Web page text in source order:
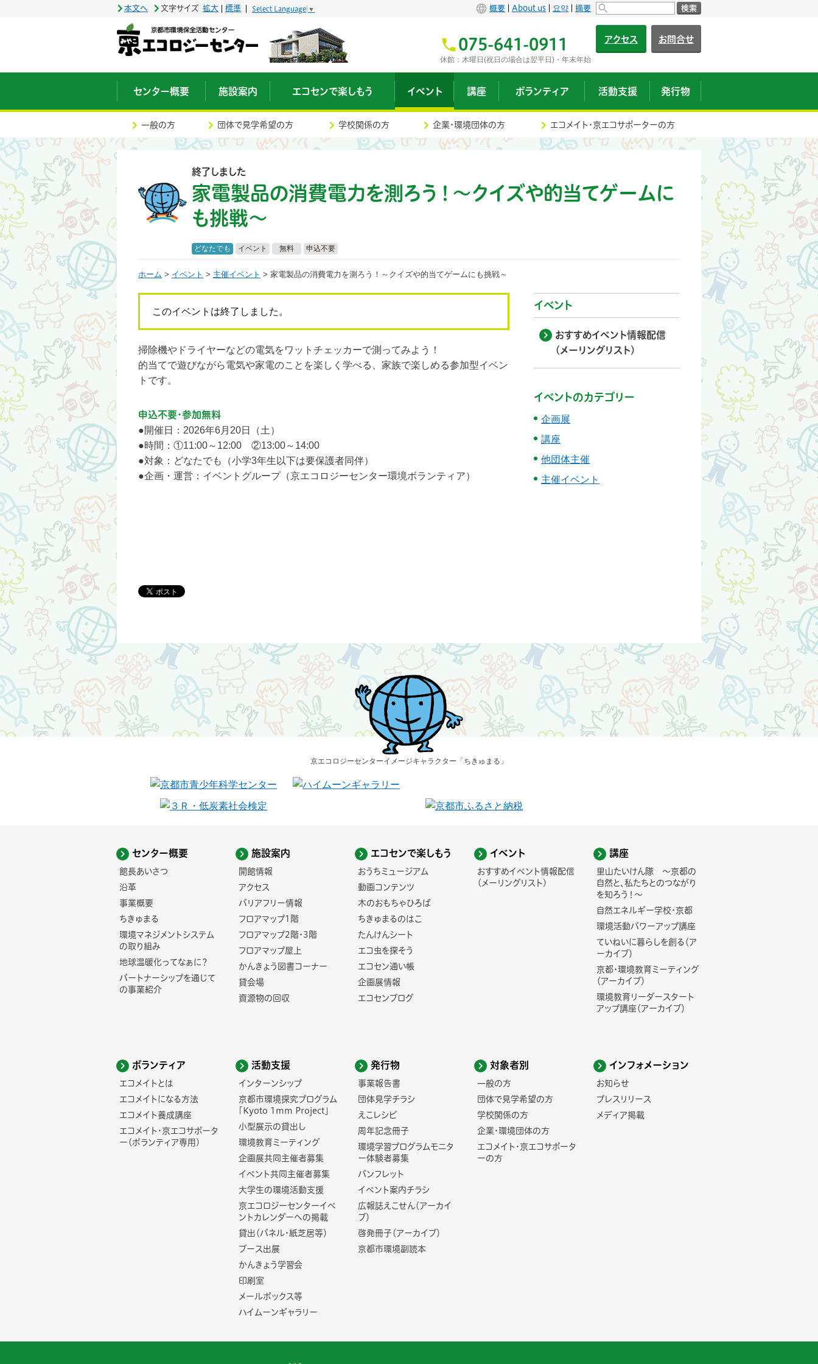
本文へ 文字サイズ 拡大 標準 Select Language ▼ 概要 About us 요약 摘要 検索
075-641-0911
休館：木曜日(祝日の場合は翌平日)・年末年始
アクセス お問合せ
センター概要 施設案内 エコセンで楽しもう イベント 講座 ボランティア 活動支援 発行物
一般の方 団体で見学希望の方 学校関係の方 企業・環境団体の方 エコメイト・京エコサポーターの方
終了しました
家電製品の消費電力を測ろう！ 〜クイズや的当てゲームに
も挑戦〜
どなたでも イベント 無料 申込不要
ホーム > イベント > 主催イベント > 家電製品の消費電力を測ろう！～クイズや的当てゲームにも挑戦～
このイベントは終了しました。
掃除機やドライヤーなどの電気をワットチェッカーで測ってみよう！
的当てで遊びながら電気や家電のことを楽しく学べる、家族で楽しめる参加型イベン
トです。
申込不要・参加無料
●開催日：2026年6月20日（土）
●時間：①11:00～12:00 ②13:00～14:00
●対象：どなたでも（小学3年生以下は要保護者同伴）
●企画・運営：イベントグループ（京エコロジーセンター環境ボランティア）
イベント
おすすめイベント情報配信
(メーリングリスト)
イベントのカテゴリー
企画展
講座
他団体主催
主催イベント
京エコロジーセンターイメージキャラクター 「ちきゅまる」
センター概要
館長あいさつ
沿革
事業概要
ちきゅまる
環境マネジメントシステム
の取り組み
地球温暖化ってなぁに？
パートナーシップを通じて
の事業紹介
施設案内
開館情報
アクセス
バリアフリー情報
フロアマップ1階
フロアマップ2階・3階
フロアマップ屋上
かんきょう図書コーナー
貸会場
資源物の回収
エコセンで楽しもう
おうちミュージアム
動画コンテンツ
木のおもちゃひろば
ちきゅまるのはこ
たんけんシート
エコ虫を探そう
エコセン通い帳
企画展情報
エコセンブログ
イベント
おすすめイベント情報配信
(メーリングリスト)
講座
里山たいけん隊 ～京都の
自然と、私たちとのつながり
を知ろう！～
自然エネルギー学校・京都
環境活動パワーアップ講座
ていねいに暮らしを創る（ア
ーカイブ）
京都・環境教育ミーティング
（アーカイブ）
環境教育リーダースタート
アップ講座（アーカイブ）
ボランティア
エコメイトとは
エコメイトになる方法
エコメイト養成講座
エコメイト・京エコサポータ
ー(ボランティア専用)
活動支援
インターンシップ
京都市環境探究プログラム
「Kyoto 1mm Project」
小型展示の貸出し
環境教育ミーティング
企画展共同主催者募集
イベント共同主催者募集
大学生の環境活動支援
京エコロジーセンターイベ
ントカレンダーへの掲載
貸出（パネル・紙芝居等）
ブース出展
かんきょう学習会
印刷室
メールボックス等
ハイムーンギャラリー
発行物
事業報告書
団体見学チラシ
えこレシピ
周年記念冊子
環境学習プログラムモニタ
ー体験者募集
パンフレット
イベント案内チラシ
広報誌えこせん（アーカイ
ブ）
啓発冊子（アーカイブ）
京都市環境副読本
対象者別
一般の方
団体で見学希望の方
学校関係の方
企業・環境団体の方
エコメイト・京エコサポータ
ーの方
インフォメーション
お知らせ
プレスリリース
メディア掲載